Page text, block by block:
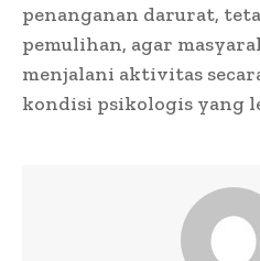
penanganan darurat,
pemulihan, agar
menjalani aktivitas
kondisi psikologis yang